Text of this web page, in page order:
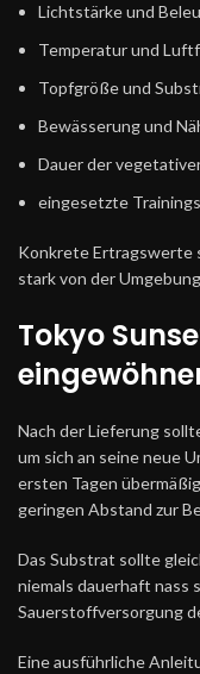
Lichtstärke und
Temperatur und
Topfgröße und
Bewässerung und
Dauer der
eingesetzte
Konkrete Ertragswerte
stark von der
Tokyo
Nach der Lieferung
um sich an seine neue
ersten Tagen
geringen Abstand zur
Das Substrat sollte
niemals dauerhaft nass
Sauerstoffversorgung
Eine ausführliche